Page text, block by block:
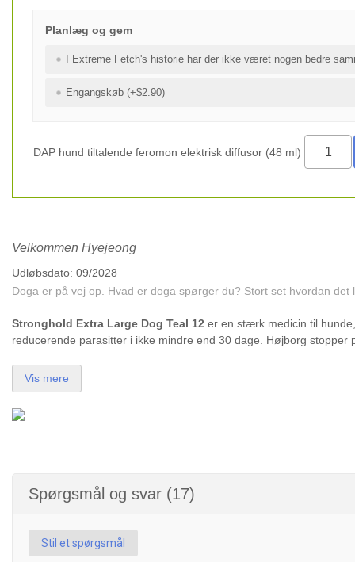
Planlæg og gem
I Extreme Fetch's historie har der ikke været nogen bedre
Engangskøb (+$2.90)
DAP hund tiltalende feromon elektrisk diffusor (48 ml)
Velkommen Hyejeong
Udløbsdato: 09/2028
Doga er på vej op. Hvad er doga spørger du? Stort set hvordan
Stronghold Extra Large Dog Teal 12 er en stærk medicin til
reducerende parasitter i ikke mindre end 30 dage. Højborg
Vis mere
Spørgsmål og svar (17)
Stil et spørgsmål